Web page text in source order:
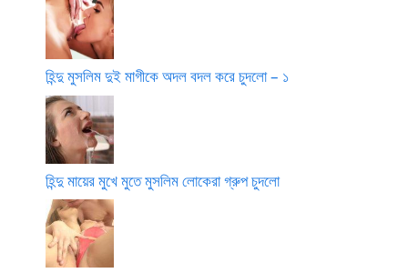
হিন্দু মুসলিম দুই মাগীকে অদল বদল করে চুদলো – ১
হিন্দু মায়ের মুখে মুতে মুসলিম লোকেরা গ্রুপ চুদলো